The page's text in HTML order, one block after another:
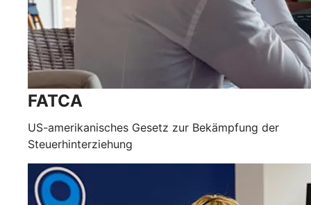
FATCA
US-amerikanisches Gesetz zur Bekämpfung der
Steuerhinterziehung